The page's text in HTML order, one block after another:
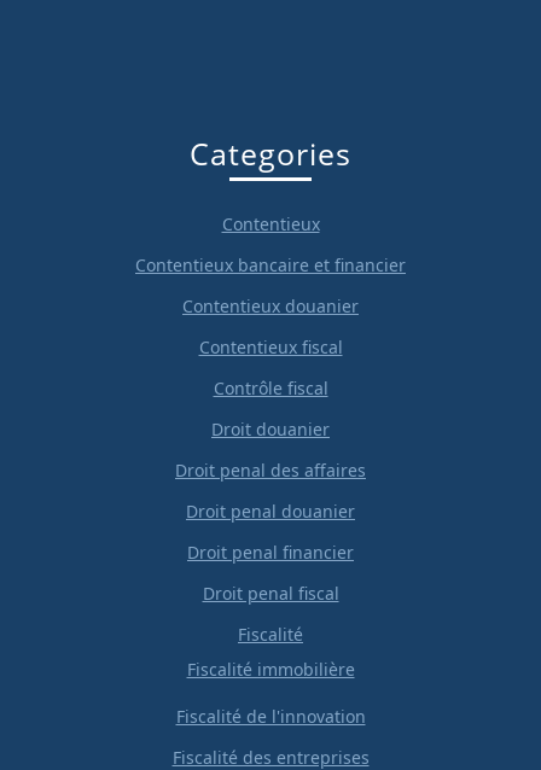
Categories
Contentieux
Contentieux bancaire et financier
Contentieux douanier
Contentieux fiscal
Contrôle fiscal
Droit douanier
Droit penal des affaires
Droit penal douanier
Droit penal financier
Droit penal fiscal
Fiscalité
Fiscalité immobilière
Fiscalité de l'innovation
Fiscalité des entreprises